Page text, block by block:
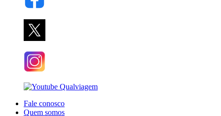
Fale conosco
Quem somos